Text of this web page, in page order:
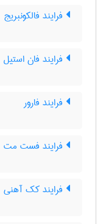
فرایند فالکونبریج
فرایند فان استیل
فرایند فارور
فرایند فست مت
فرایند کک آهنی